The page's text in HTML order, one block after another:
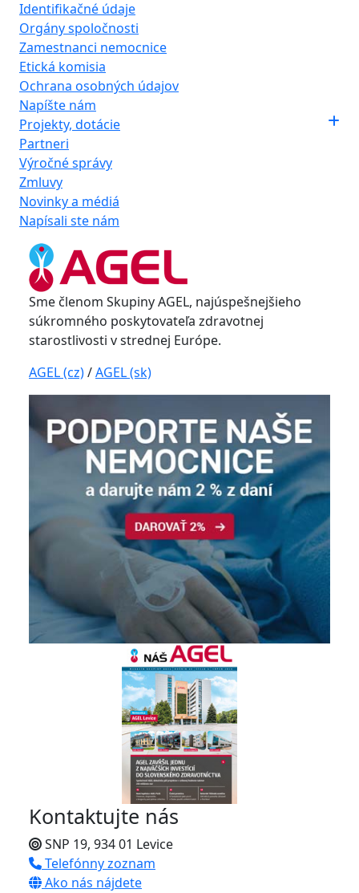
Identifikačné údaje
Orgány spoločnosti
Zamestnanci nemocnice
Etická komisia
Ochrana osobných údajov
Napíšte nám
Projekty, dotácie
Partneri
Výročné správy
Zmluvy
Novinky a médiá
Napísali ste nám
Sme členom Skupiny AGEL, najúspešnejšieho
súkromného poskytovateľa zdravotnej
starostlivosti v strednej Európe.
AGEL (cz)/AGEL (sk)
Kontaktujte nás
SNP 19, 934 01 Levice
Telefónny zoznam
Ako nás nájdete